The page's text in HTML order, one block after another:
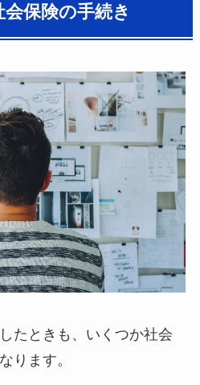
会保険の手続き
たときも、いくつか社会
ります。